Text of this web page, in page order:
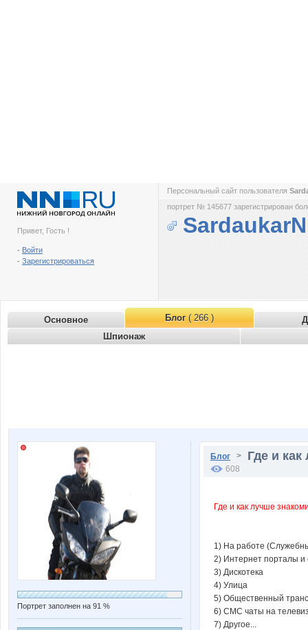
Привет, Гость !
- Войти
- Зарегистрироваться
Персональный сайт пользователя
портрет № 145677 зарегистрирован
Основное Блог( 266 )
Шпионаж
Портрет заполнен на 91 %
Блог > Где и
608
Где и как лучше
1) На работе
2) Интернет порталы и
3) Дискотека
4) Улица
5) Общественный
6) СМС чаты на
7) Другое...